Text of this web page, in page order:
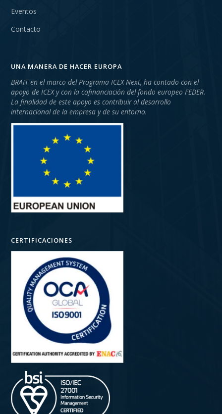
Eventos
Contacto
UNA MANERA DE HACER EUROPA
BRAIT en el marco del Programa ICEX Next, ha contado con el
apoyo de ICEX y con la cofinanciación del fondo europeo FEDER.
La finalidad de este apoyo es contribuir al desarrollo
internacional de la empresa y de su entorno.
CERTIFICACIONES